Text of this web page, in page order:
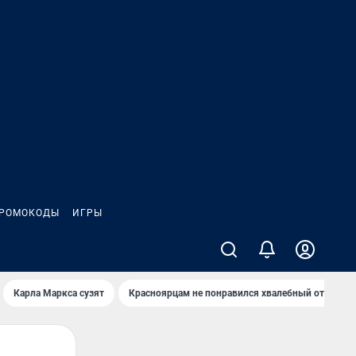
ИГРЫ
Карла Маркса сузят Красноярцам не понравился хвалебный отзыв о